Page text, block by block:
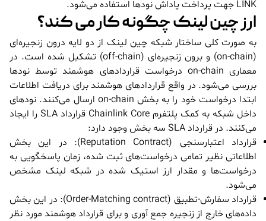
LINK جهت پرداخت پاداش نودها استفاده می‌شود.
ارز چین لینک چگونه کار می کند؟
به صورت کلی ساختار شبکه چین لینک از دو لایه درون زنجیره‌ای
(on-chain) و برون زنجیره‌ای (off-chain) تشکیل شده است. در
معماری on-chain درخواست قراردادهای هوشمند توسط نودها
بررسی می‌شود. در واقع قراردادهای هوشمند برای دریافت اطلاعات
ابتدا درخواست خود را به بخش on-chain ارسال می‌کنند. نودهای
داخل شبکه به کمک پلتفرم Chainlink Core قرارداد SLA را ایجاد
می‌کنند. در قرارداد SLA سه بخش وجود دارد:
قرارداد اعتبارسنجی (Reputation Contract): در این بخش
اطلاعاتی نظیر تمامی درخواست‌های ثبت شده، زمان پاسخگویی به
درخواست‌ها و مقدار ارز استیک شده در شبکه لینک مشخص
می‌شود.
قرارداد سفارش-تطبیق (Order-Matching contract): در این بخش
داده‌های خارج از زنجیره جمع آوری و برای قرارداد هوشمند مورد نظر